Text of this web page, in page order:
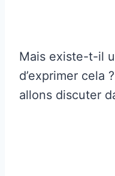
Mais existe-t-il
d’exprimer cela
allons discuter